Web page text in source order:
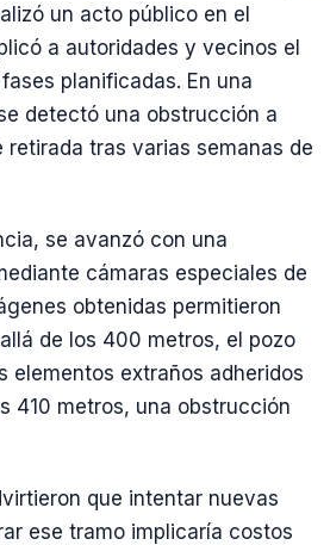
un acto público en el
a autoridades y vecinos el
planificadas. En una
detectó una obstrucción a
tras varias semanas de
se avanzó con una
cámaras especiales de
obtenidas permitieron
de los 400 metros, el pozo
elementos extraños adheridos
410 metros, una obstrucción
que intentar nuevas
ese tramo implicaría costos